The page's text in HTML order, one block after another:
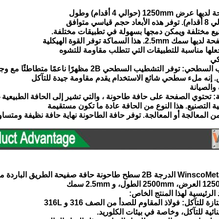
مختلفة ويمكن دمجها بسهولة في تطبيقات مختلفة.
مناسبة للتطبيقات التي تتطلب مقاومة للتشوه
إنه ملء سطحي شائع الاستخدام يقدم مقاومة جيدة للتآكل
التصنيع. هذا النوع من الحافة عادة ما تكون مستقيمة
المعالجة أو المعالجة. توفر حافة الطاحونة نهاية حافة نظيفة
الرئيسية لهذا المنتج الخاص:
للتآكل، وخاصة في بيئات الكلوريد.